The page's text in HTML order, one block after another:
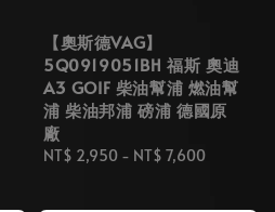
【奧斯德VAG】
5Q0919051BH 福斯 奧迪
A3 GOIF 柴油幫浦 燃油幫
浦 柴油邦浦 磅浦 德國原
廠
Regular
NT$ 2,950 - NT$ 7,600